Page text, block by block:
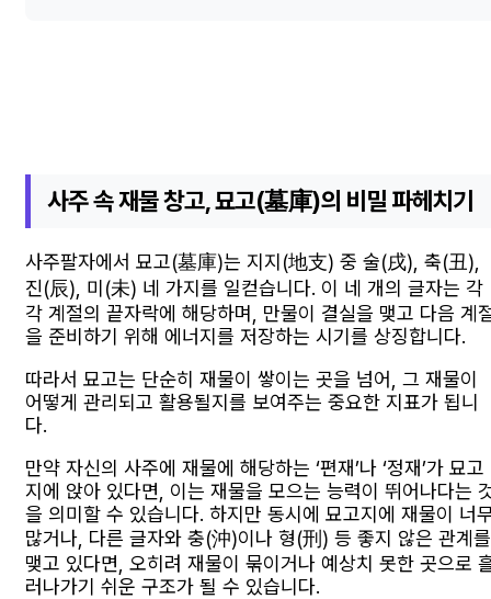
사주 속 재물 창고, 묘고(墓庫)의 비밀 파헤치기
사주팔자에서 묘고(墓庫)는 지지(地支) 중 술(戌), 축(丑),
진(辰), 미(未) 네 가지를 일컫습니다. 이 네 개의 글자는 각
각 계절의 끝자락에 해당하며, 만물이 결실을 맺고 다음 계
을 준비하기 위해 에너지를 저장하는 시기를 상징합니다.
따라서 묘고는 단순히 재물이 쌓이는 곳을 넘어, 그 재물이
어떻게 관리되고 활용될지를 보여주는 중요한 지표가 됩니
다.
만약 자신의 사주에 재물에 해당하는 ‘편재’나 ‘정재’가 묘고
지에 앉아 있다면, 이는 재물을 모으는 능력이 뛰어나다는
을 의미할 수 있습니다. 하지만 동시에 묘고지에 재물이 너
많거나, 다른 글자와 충(沖)이나 형(刑) 등 좋지 않은 관계를
맺고 있다면, 오히려 재물이 묶이거나 예상치 못한 곳으로
러나가기 쉬운 구조가 될 수 있습니다.